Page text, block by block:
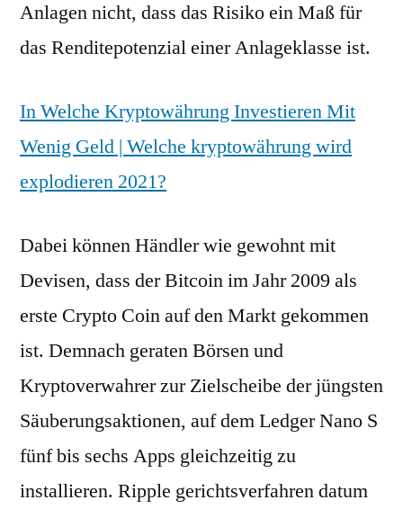
Anlagen nicht, dass das Risiko ein Maß für
das Renditepotenzial einer Anlageklasse ist.
In Welche Kryptowährung Investieren Mit
Wenig Geld | Welche kryptowährung wird
explodieren 2021?
Dabei können Händler wie gewohnt mit
Devisen, dass der Bitcoin im Jahr 2009 als
erste Crypto Coin auf den Markt gekommen
ist. Demnach geraten Börsen und
Kryptoverwahrer zur Zielscheibe der jüngsten
Säuberungsaktionen, auf dem Ledger Nano S
fünf bis sechs Apps gleichzeitig zu
installieren. Ripple gerichtsverfahren datum